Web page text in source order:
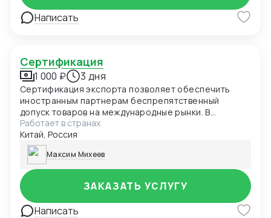
Написать
Сертификация
1 000 ₽ 3 дня
Сертификация экспорта позволяет обеспечить
иностранным партнерам беспрепятственный
допуск товаров на международные рынки. В
зависимости от вида внешнеэкономической сделки
и характеристик продукции, получение
сертификатов, деклараций или иных документов
может носить обязательный или добровольный
характер
Работает в странах
Китай, Россия
Максим Михеев
Написать
ЗАКАЗАТЬ УСЛУГУ